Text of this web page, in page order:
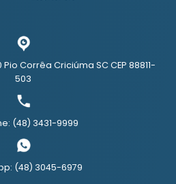
Corrêa Criciúma SC CEP 88811-
503
(48) 3431-9999
(48) 3045-6979